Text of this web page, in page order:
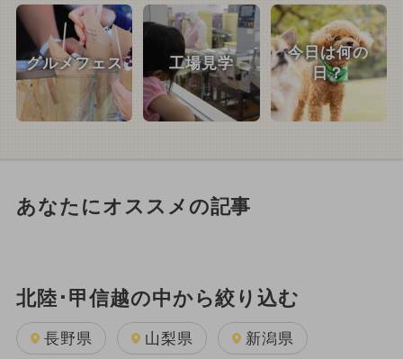
グルメフェス 工場見学
今日は何の
日？
あなたにオススメの記事
北陸･甲信越の中から絞り込む
長野県 山梨県 新潟県